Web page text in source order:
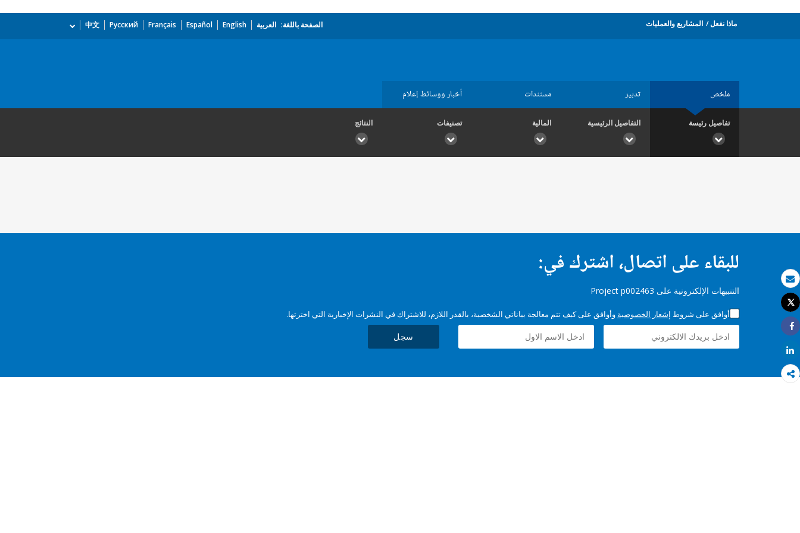
بريد الكتروني
طباعة
Tweet
Share
Share
ماذا نفعل المشاريع والعمليات الصفحة باللغة: العربية English
Español
Français
Русский
中文
ملخص تدبير مستندات أخبار ووسائط إعلام
تفاصيل رئيسة التفاصيل الرئيسية المالية تصنيفات النتائج
للبقاء على اتصال، اشترك في:
التنبيهات الإلكترونية على Project p002463
أوافق على شروط إشعار الخصوصية وأوافق على كيف تتم معالجة بياناتي الشخصية، بالقدر اللازم، للاشتراك في النشرات الإخبارية التي اخترتها.
سجل